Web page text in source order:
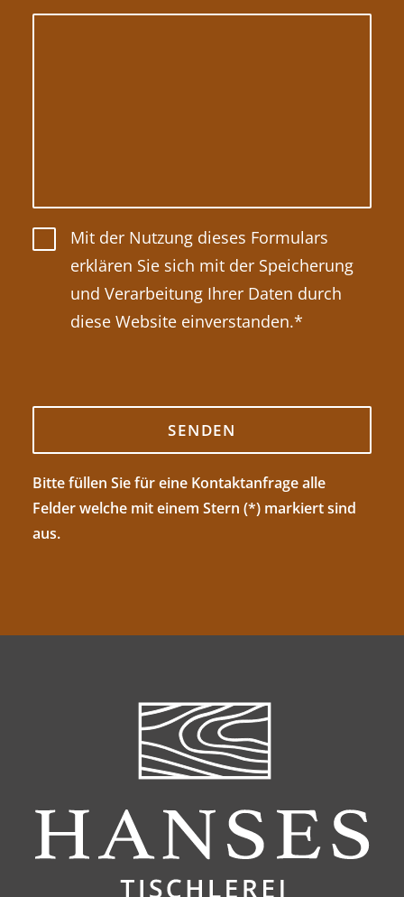
Mit der Nutzung dieses Formulars
erklären Sie sich mit der Speicherung
und Verarbeitung Ihrer Daten durch
diese Website einverstanden.*
Bitte füllen Sie für eine Kontaktanfrage alle
Felder welche mit einem Stern (*) markiert sind
aus.